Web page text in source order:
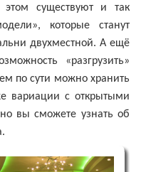
существуют и так
которые станут
двухместной. А ещё
«разгрузить»
по сути можно хранить
вариации с открытыми
вы сможете узнать об